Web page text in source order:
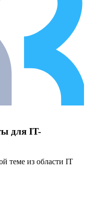
для IT-
теме из области IT